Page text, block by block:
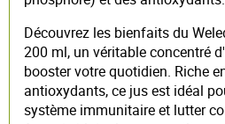
Découvrez les bienfaits du
200 ml, un véritable concentré
booster votre quotidien. Riche
antioxydants, ce jus est idéal
système immunitaire et lutter